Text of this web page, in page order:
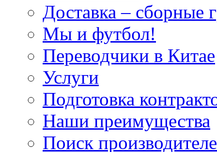
Доставка – сборные
Мы и футбол!
Переводчики в Китае
Услуги
Подготовка
Наши преимущества
Поиск